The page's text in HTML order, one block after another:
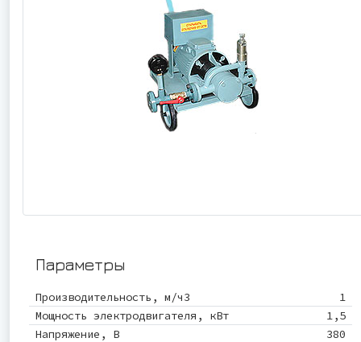
Параметры
Производительность, м/ч3
1
Мощность электродвигателя, кВт
1,5
Напряжение, В
380